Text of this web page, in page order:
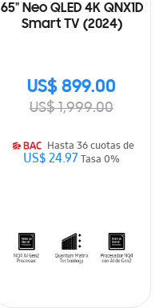
65" Neo QLED 4K QNX1D
Smart TV (2024)
US$ 899.00
US$ 1,999.00
Hasta 36 cuotas de
US$ 24.97Tasa 0%